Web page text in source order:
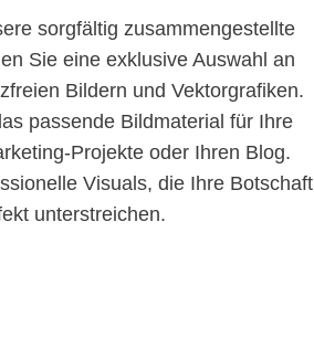
sorgfältig zusammengestellte
Sie eine exklusive Auswahl an
Bildern und Vektorgrafiken.
passende Bildmaterial für Ihre
Projekte oder Ihren Blog.
Visuals, die Ihre Botschaft
unterstreichen.